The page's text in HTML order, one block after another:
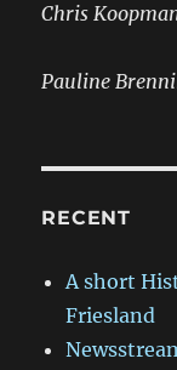
Chris
Pauline
RECENT
A short
Friesland